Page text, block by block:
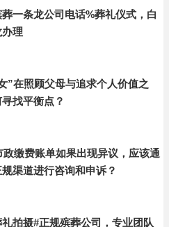
一条龙公司电话%葬礼仪式，白
理
”在照顾父母与追求个人价值之
找平衡点？
政缴费账单如果出现异议，应该通
渠道进行咨询和申诉？
拍摄#正规殡葬公司，专业团队